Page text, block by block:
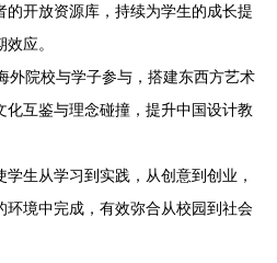
开放资源库，持续为学生的成长提
应。
外院校与学子参与，搭建东西方艺术
互鉴与理念碰撞，提升中国设计教
生从学习到实践，从创意到创业，
环境中完成，有效弥合从校园到社会